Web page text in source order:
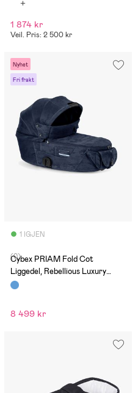
1 874 kr
Veil. Pris: 2 500 kr
Nyhet
Fri frakt
1 IGJEN
(0)
Cybex PRIAM Fold Cot
Liggedel, Rebellious Luxury
Denim/Navy Blue
8 499 kr